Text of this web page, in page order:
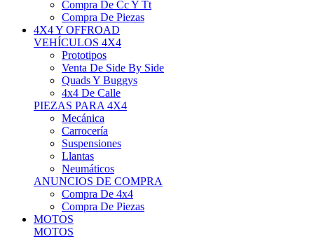
4X4 Y OFFROAD
VEHÍCULOS 4X4
Prototipos
Venta De Side By Side
Quads Y Buggys
4x4 De Calle
PIEZAS PARA 4X4
Mecánica
Carrocería
Suspensiones
Llantas
Neumáticos
ANUNCIOS DE COMPRA
Compra De 4x4
Compra De Piezas
MOTOS
MOTOS
Motos De Circuito